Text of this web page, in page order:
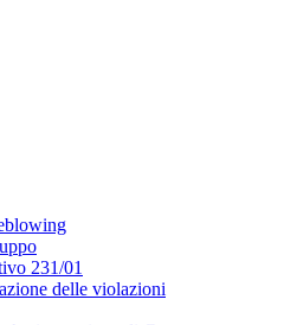
231/01
delle violazioni